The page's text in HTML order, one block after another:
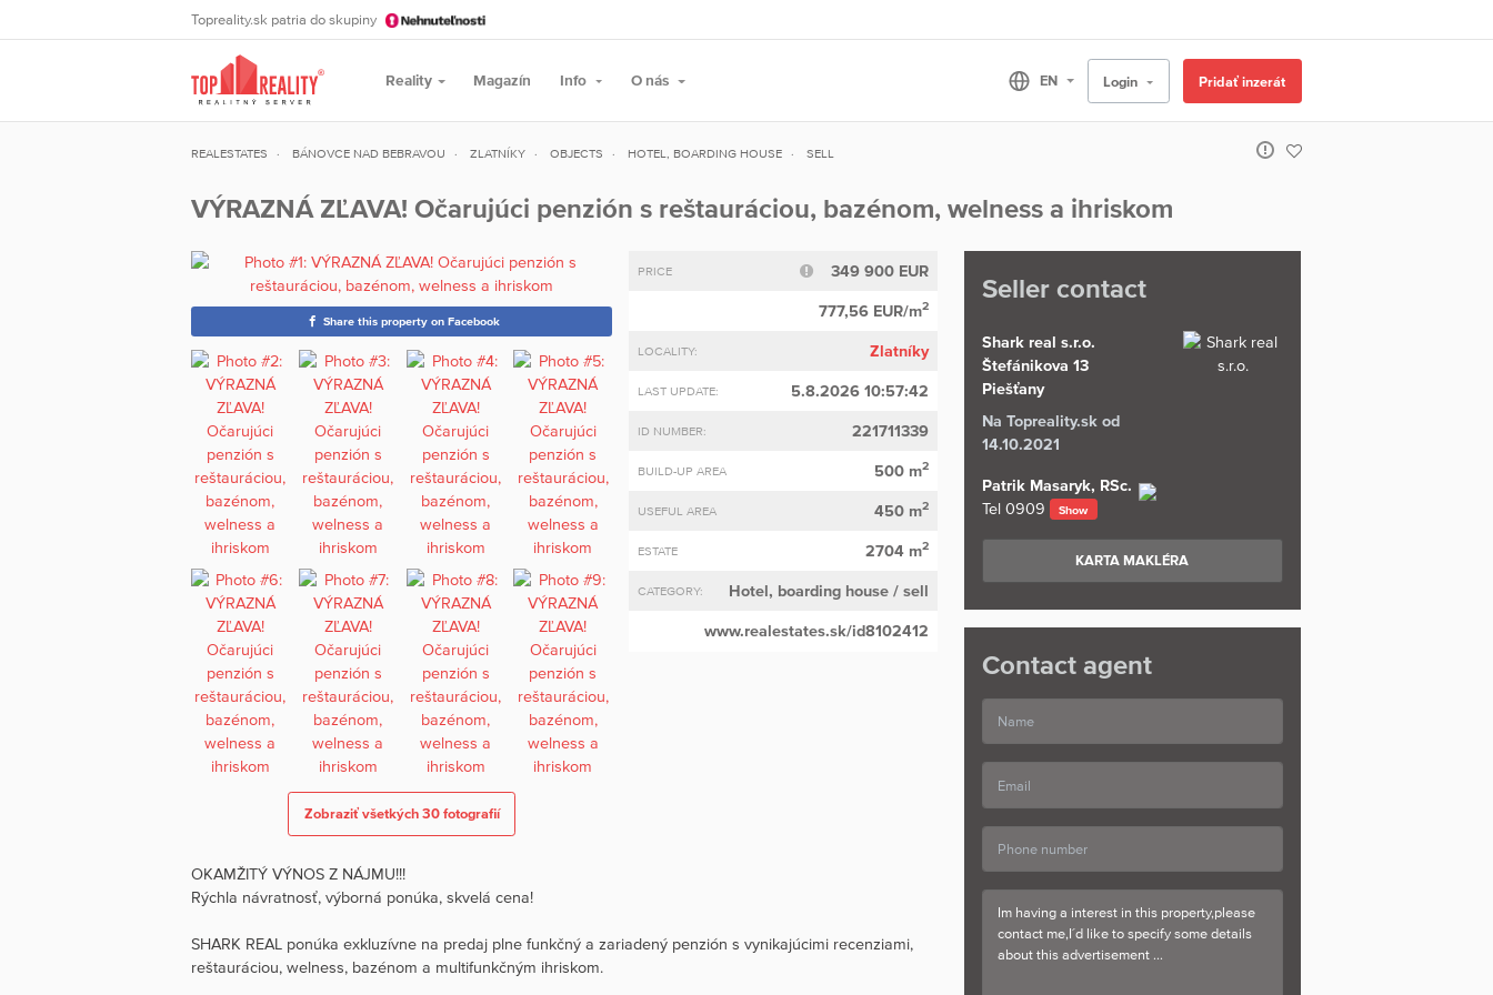
Topreality.sk patria do skupiny
Reality Magazín Info O nás Login Pridať inzerát
REALESTATES BÁNOVCE NAD BEBRAVOU ZLATNÍKY OBJECTS HOTEL, BOARDING HOUSE SELL
VÝRAZNÁ ZĽAVA! Očarujúci penzión s reštauráciou, bazénom, welness a ihriskom
Share this property on Facebook
Zobraziť všetkých 30 fotografií
PRICE 349 900 EUR
777,56 EUR/m2
LOCALITY: Zlatníky
LAST UPDATE: 5.8.2026 10:57:42
ID NUMBER: 221711339
BUILD-UP AREA 500 m2
USEFUL AREA 450 m2
ESTATE 2704 m2
CATEGORY: Hotel, boarding house/ sell
www.realestates.sk/id8102412
OKAMŽITÝ VÝNOS Z NÁJMU!!!
Rýchla návratnosť, výborná ponúka, skvelá cena!
SHARK REAL ponúka exkluzívne na predaj plne funkčný a zariadený penzión s vynikajúcimi recenziami,
reštauráciou, welness, bazénom a multifunkčným ihriskom.
Seller contact
Shark real s.r.o.
Štefánikova 13
Piešťany
Na Topreality.sk od
14.10.2021
Patrik Masaryk, RSc.
Tel0909 Show
KARTA MAKLÉRA
Contact agent